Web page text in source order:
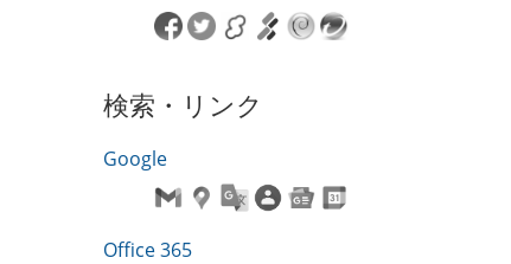
検索・リンク
Google
Office 365